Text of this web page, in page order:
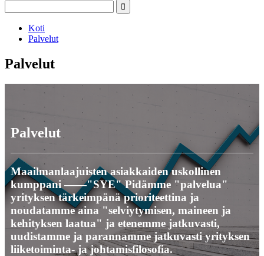
Koti
Palvelut
Palvelut
Palvelut
Maailmanlaajuisten asiakkaiden uskollinen
kumppani ——"SYE" Pidämme "palvelua"
yrityksen tärkeimpänä prioriteettina ja
noudatamme aina "selviytymisen, maineen ja
kehityksen laatua" ja etenemme jatkuvasti,
uudistamme ja parannamme jatkuvasti yrityksen
liiketoiminta- ja johtamisfilosofia.